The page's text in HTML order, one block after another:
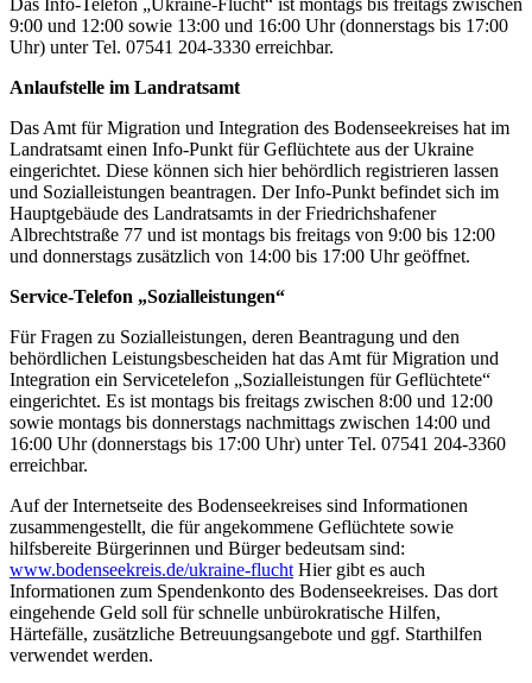
9:00 und 12:00 sowie 13:00 und 16:00 Uhr (donnerstags bis 17:00
Uhr) unter Tel. 07541 204-3330 erreichbar.
Anlaufstelle im Landratsamt
Das Amt für Migration und Integration des Bodenseekreises hat im
Landratsamt einen Info-Punkt für Geflüchtete aus der Ukraine
eingerichtet. Diese können sich hier behördlich registrieren lassen
und Sozialleistungen beantragen. Der Info-Punkt befindet sich im
Hauptgebäude des Landratsamts in der Friedrichshafener
Albrechtstraße 77 und ist montags bis freitags von 9:00 bis 12:00
und donnerstags zusätzlich von 14:00 bis 17:00 Uhr geöffnet.
Service-Telefon „Sozialleistungen“
Für Fragen zu Sozialleistungen, deren Beantragung und den
behördlichen Leistungsbescheiden hat das Amt für Migration und
Integration ein Servicetelefon „Sozialleistungen für Geflüchtete“
eingerichtet. Es ist montags bis freitags zwischen 8:00 und 12:00
sowie montags bis donnerstags nachmittags zwischen 14:00 und
16:00 Uhr (donnerstags bis 17:00 Uhr) unter Tel. 07541 204-3360
erreichbar.
Auf der Internetseite des Bodenseekreises sind Informationen
zusammengestellt, die für angekommene Geflüchtete sowie
hilfsbereite Bürgerinnen und Bürger bedeutsam sind:
www.bodenseekreis.de/ukraine-flucht Hier gibt es auch
Informationen zum Spendenkonto des Bodenseekreises. Das dort
eingehende Geld soll für schnelle unbürokratische Hilfen,
Härtefälle, zusätzliche Betreuungsangebote und ggf. Starthilfen
verwendet werden.